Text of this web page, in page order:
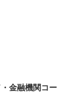
金融機関コー